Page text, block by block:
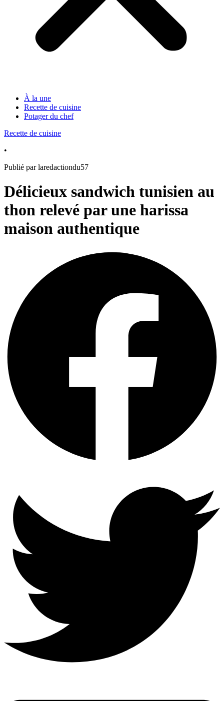
À la une
Recette de cuisine
Potager du chef
Recette de cuisine
•
Publié par laredactiondu57
Délicieux sandwich tunisien au
thon relevé par une harissa
maison authentique